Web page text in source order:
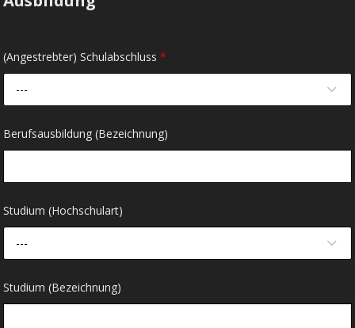
(Angestrebter) Schulabschluss*
---
Berufsausbildung (Bezeichnung)
Studium (Hochschulart)
---
Studium (Bezeichnung)